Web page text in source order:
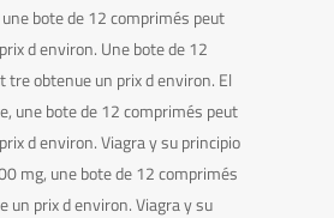
bote de 12 comprimés peut
d environ. Une bote de 12
tre obtenue un prix d environ. El
une bote de 12 comprimés peut
d environ. Viagra y su principio
mg, une bote de 12 comprimés
un prix d environ. Viagra y su